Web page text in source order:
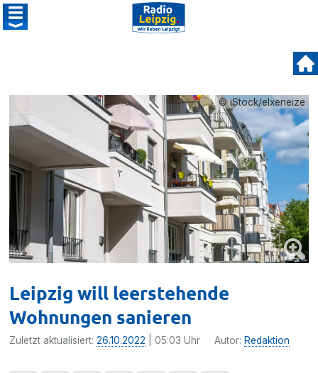
© iStock/elxeneize
Leipzig will leerstehende
Wohnungen sanieren
Zuletzt aktualisiert:26.10.2022 | 05:03 Uhr Autor: Redaktion